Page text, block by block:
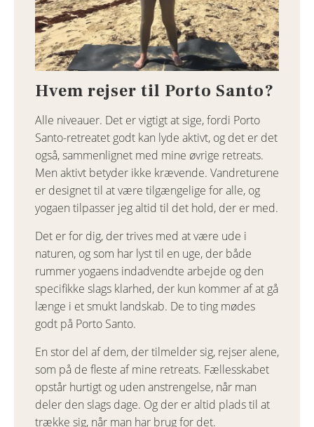
Hvem rejser til Porto Santo?
Alle niveauer. Det er vigtigt at sige, fordi Porto
Santo-retreatet godt kan lyde aktivt, og det er det
også, sammenlignet med mine øvrige retreats.
Men aktivt betyder ikke krævende. Vandreturene
er designet til at være tilgængelige for alle, og
yogaen tilpasser jeg altid til det hold, der er med.
Det er for dig, der trives med at være ude i
naturen, og som har lyst til en uge, der både
rummer yogaens indadvendte arbejde og den
specifikke slags klarhed, der kun kommer af at gå
længe i et smukt landskab. De to ting mødes
godt på Porto Santo.
En stor del af dem, der tilmelder sig, rejser alene,
som på de fleste af mine retreats. Fællesskabet
opstår hurtigt og uden anstrengelse, når man
deler den slags dage. Og der er altid plads til at
trække sig, når man har brug for det.